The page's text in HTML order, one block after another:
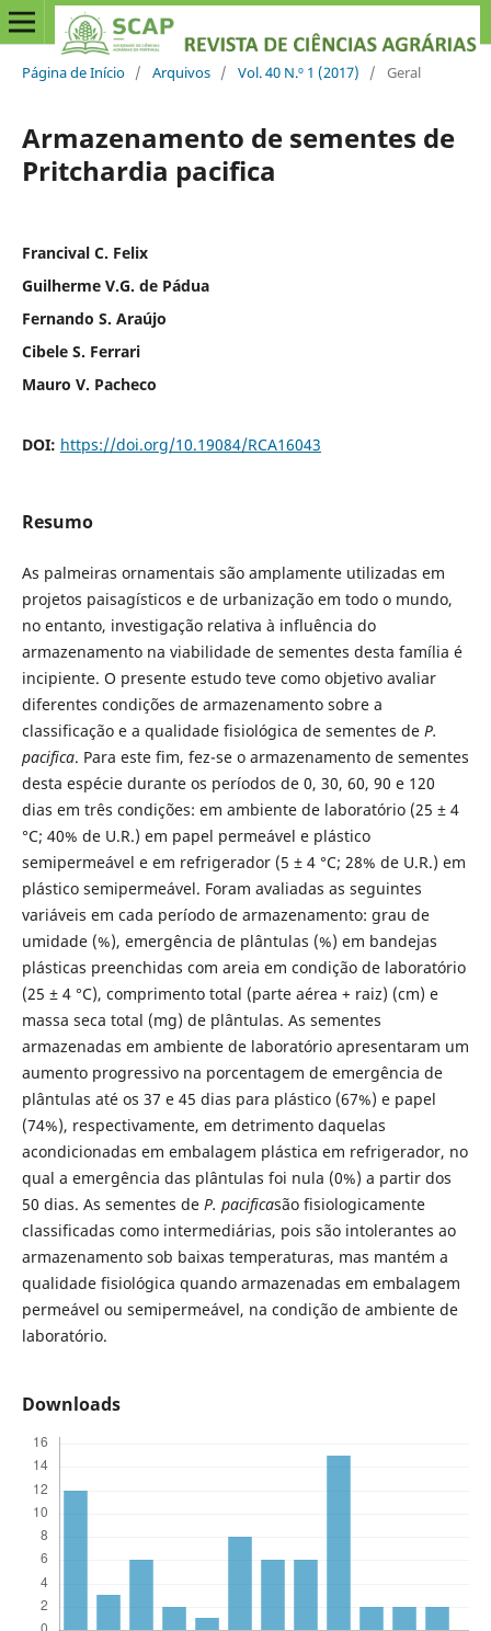
Página de Início / Arquivos / Vol. 40 N.º 1 (2017) / Geral
Armazenamento de sementes de
Pritchardia pacifica
Francival C. Felix
Guilherme V.G. de Pádua
Fernando S. Araújo
Cibele S. Ferrari
Mauro V. Pacheco
DOI: https://doi.org/10.19084/RCA16043
Resumo
As palmeiras ornamentais são amplamente utilizadas em
projetos paisagísticos e de urbanização em todo o mundo,
no entanto, investigação relativa à influência do
armazenamento na viabilidade de sementes desta família é
incipiente. O presente estudo teve como objetivo avaliar
diferentes condições de armazenamento sobre a
classificação e a qualidade fisiológica de sementes de P.
pacifica. Para este fim, fez-se o armazenamento de sementes
desta espécie durante os períodos de 0, 30, 60, 90 e 120
dias em três condições: em ambiente de laboratório (25 ± 4
°C; 40% de U.R.) em papel permeável e plástico
semipermeável e em refrigerador (5 ± 4 °C; 28% de U.R.) em
plástico semipermeável. Foram avaliadas as seguintes
variáveis em cada período de armazenamento: grau de
umidade (%), emergência de plântulas (%) em bandejas
plásticas preenchidas com areia em condição de laboratório
(25 ± 4 °C), comprimento total (parte aérea + raiz) (cm) e
massa seca total (mg) de plântulas. As sementes
armazenadas em ambiente de laboratório apresentaram um
aumento progressivo na porcentagem de emergência de
plântulas até os 37 e 45 dias para plástico (67%) e papel
(74%), respectivamente, em detrimento daquelas
acondicionadas em embalagem plástica em refrigerador, no
qual a emergência das plântulas foi nula (0%) a partir dos
50 dias. As sementes de P. pacificasão fisiologicamente
classificadas como intermediárias, pois são intolerantes ao
armazenamento sob baixas temperaturas, mas mantém a
qualidade fisiológica quando armazenadas em embalagem
permeável ou semipermeável, na condição de ambiente de
laboratório.
Downloads